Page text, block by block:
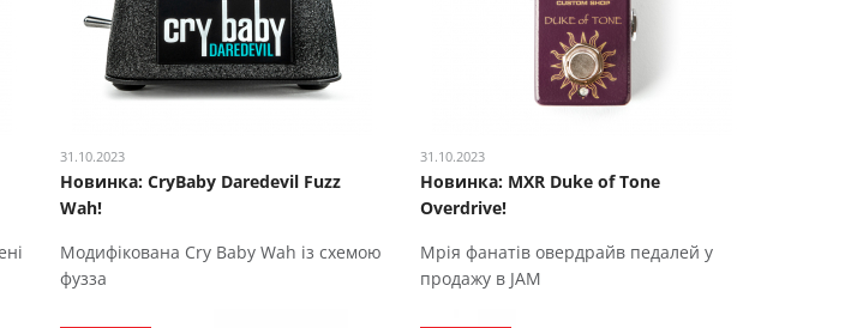
31.10.2023
Новинка: CryBaby Daredevil Fuzz
Wah!
Модифікована Cry Baby Wah із схемою
фузза
31.10.2023
Новинка: MXR Duke of Tone
Overdrive!
Мрія фанатів овердрайв педалей у
продажу в JAM